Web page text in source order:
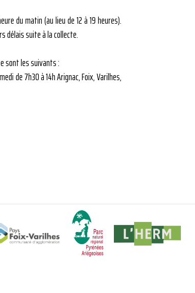
du matin (au lieu de 12 à 19 heures).
délais suite à la collecte.
sont les suivants :
de 7h30 à 14h Arignac, Foix, Varilhes,